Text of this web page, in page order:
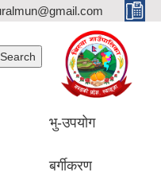
भु-उपयोग
बर्गीकरण